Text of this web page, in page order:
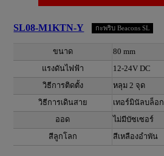
SL08-M1KTN-Y กะพริบ Beacons SL
ขนาด
80 mm
แรงดันไฟฟ้า
12-24V DC
วิธีการติดตั้ง
หลุม 2 จุด
วิธีการเดินสาย
เทอร์มินัลบล็อก
ออด
ไม่มีบัซเซอร์
สีลูกโลก
สีเหลืองอำพัน